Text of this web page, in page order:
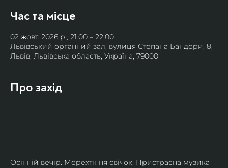
Час та місце
02 жовт. 2026 р., 21:00 – 22:00
Львівський органний зал, вулиця Степана Бандери, 8,
Львів, Львівська область, Україна, 79000
Про захід
Осінній вечір. Мерехтіння свічок. Пристрасна музика